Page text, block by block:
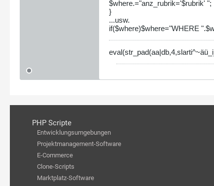
$where.="anz_rubrik='$rubrik' ";
}
...usw.
if($where)$where="WHERE
PHP Scripte
Entwicklungsumgebungen
Projektmanagement-Software
E-Commerce
Clone-Scripts
Marktplatz-Software